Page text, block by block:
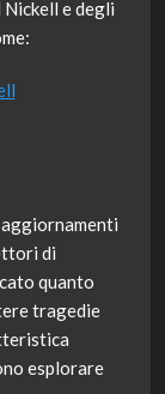
e degli
di
quanto
tragedie
esplorare